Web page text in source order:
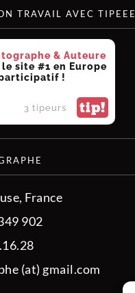
TRAVAIL AVEC TIPEEE
& Auteure
site #1 en Europe
!
3 tipeurs tip!
France
902
(at) gmail.com